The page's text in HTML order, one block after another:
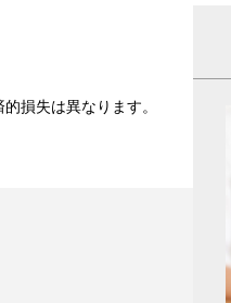
損失は異なります。